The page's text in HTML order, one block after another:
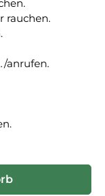
rauchen.
anrufen.
die